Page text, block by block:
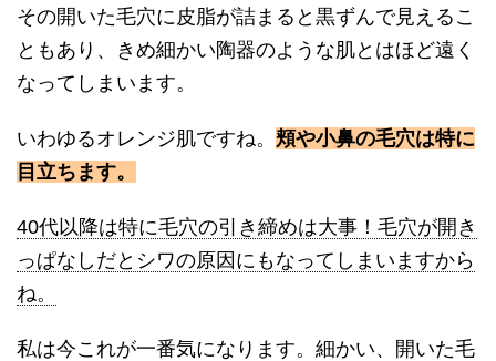
その開いた毛穴に皮脂が詰まると黒ずんで見えるこ
ともあり、きめ細かい陶器のような肌とはほど遠く
なってしまいます。
いわゆるオレンジ肌ですね。 頬や小鼻の毛穴は特に
目立ちます。
40代以降は特に毛穴の引き締めは大事！毛穴が開き
っぱなしだとシワの原因にもなってしまいますから
ね。
私は今これが一番気になります。細かい、開いた毛